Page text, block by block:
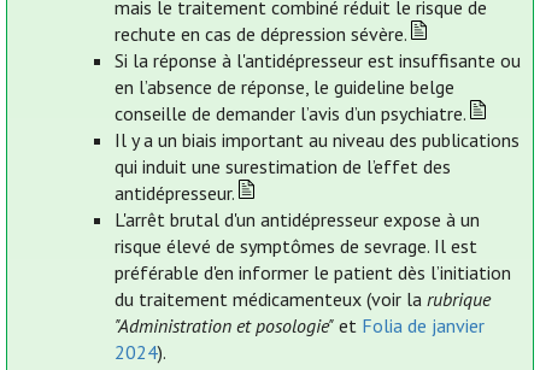
mais le traitement combiné réduit le risque de
rechute en cas de dépression sévère.
Si la réponse à l'antidépresseur est insuffisante ou
en l’absence de réponse, le guideline belge
conseille de demander l’avis d’un psychiatre.
Il y a un biais important au niveau des publications
qui induit une surestimation de l’effet des
antidépresseur.
L'arrêt brutal d'un antidépresseur expose à un
risque élevé de symptômes de sevrage. Il est
préférable d'en informer le patient dès l’initiation
du traitement médicamenteux (voir la rubrique
"Administration et posologie"et Folia de janvier
2024).